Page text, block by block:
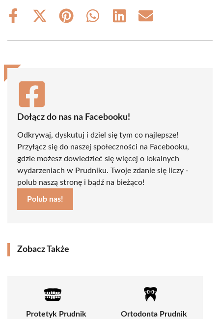
Share
Share
(Twitter)
Share
Share
Share
Share
Dołącz do nas na Facebooku!
Odkrywaj, dyskutuj i dziel się tym co najlepsze!
Przyłącz się do naszej społeczności na Facebooku,
gdzie możesz dowiedzieć się więcej o lokalnych
wydarzeniach w Prudniku. Twoje zdanie się liczy -
polub naszą stronę i bądź na bieżąco!
Polub nas!
Zobacz Także
Protetyk Prudnik Ortodonta Prudnik